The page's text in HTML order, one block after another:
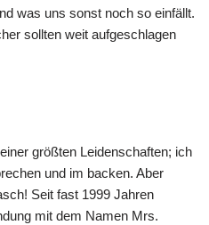
was uns sonst noch so einfällt.
sollten weit aufgeschlagen
größten Leidenschaften; ich
und im backen. Aber
Seit fast 1999 Jahren
mit dem Namen Mrs.